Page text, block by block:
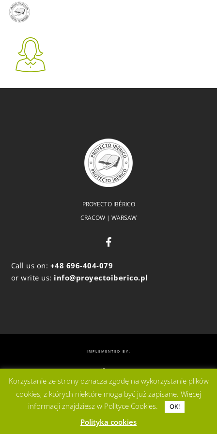
PROYECTO IBÉRICO
CRACOW | WARSAW
Call us on: +48 696-404-079
or write us: info@proyectoiberico.pl
IMPLEMENTED BY:
Korzystanie ze strony oznacza zgodę na wykorzystanie plików
cookies, z których niektóre mogą być już zapisane. Więcej
informacji znajdziesz w Polityce Cookies.
OK!
Polityka cookies